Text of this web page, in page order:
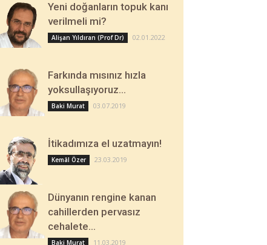
Yeni doğanların topuk kanı
verilmeli mi?
Alişan Yıldıran (Prof Dr) 02.01.2022
Farkında mısınız hızla
yoksullaşıyoruz…
Baki Murat 03.07.2019
İtikadımıza el uzatmayın!
Kemâl Özer 23.03.2019
Dünyanın rengine kanan
cahillerden pervasız
cehalete…
Baki Murat 11.03.2019